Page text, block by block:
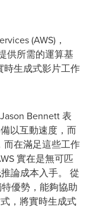
(AWS)，
供所需的運算基
時生成式影片工作
Bennett 表
以互動速度，而
而在滿足這些工作
實在是無可匹
論成本入手。 從
優勢，能夠協助
，將實時生成式